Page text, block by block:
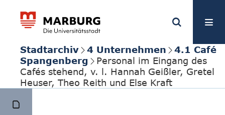
Stadtarchiv 4 Unternehmen
4.1 Café
Spangenberg
Personal im Eingang des
Cafés stehend, v. l. Hannah Geißler, Gretel
Heuser, Theo Reith und Else Kraft